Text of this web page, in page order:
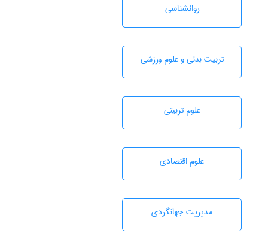
روانشناسی
تربيت بدنی و علوم ورزشی
علوم تربيتی
علوم اقتصادی
مديريت جهانگردی